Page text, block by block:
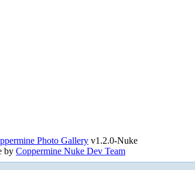
Photo Gallery v1.2.0-Nuke
by Coppermine Nuke Dev Team